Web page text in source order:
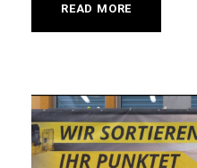
READ MORE